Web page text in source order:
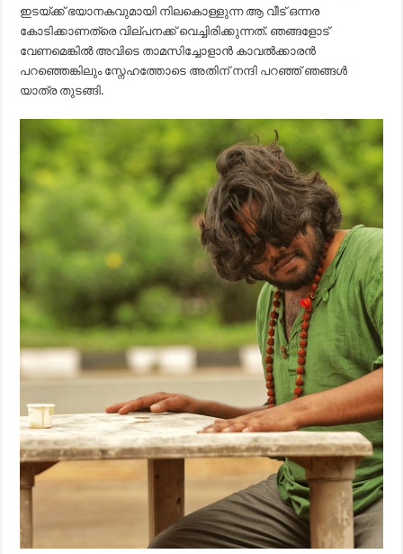
ഇടയ്ക്ക് ഭയാനകവുമായി നിലകൊള്ളുന്ന ആ വീട് ഒന്നര
കോടിക്കാണത്രെ വില്പനക്ക് വെച്ചിരിക്കുന്നത്. ഞങ്ങളോട്
വേണമെങ്കിൽ അവിടെ താമസിച്ചോളാൻ കാവൽക്കാരൻ
പറഞ്ഞെങ്കിലും സ്നേഹത്തോടെ അതിന് നന്ദി പറഞ്ഞ് ഞങ്ങൾ
യാത്ര തുടങ്ങി.